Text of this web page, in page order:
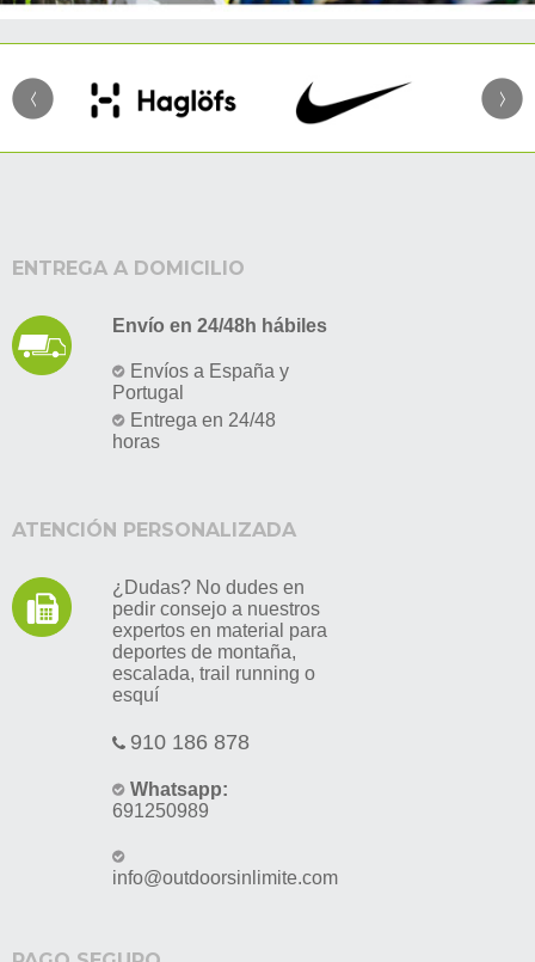
ENTREGA A DOMICILIO
Envío en 24/48h hábiles
Envíos a España y
Portugal
Entrega en 24/48
horas
ATENCIÓN PERSONALIZADA
¿Dudas? No dudes en
pedir consejo a nuestros
expertos en material para
deportes de montaña,
escalada, trail running o
esquí
910 186 878
Whatsapp:
691250989
info@outdoorsinlimite.com